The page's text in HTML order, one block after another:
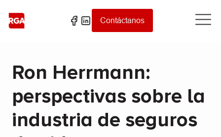
Contáctanos
Ron Herrmann:
perspectivas sobre la
industria de seguros